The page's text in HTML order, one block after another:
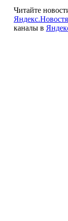
Читайте
каналы в